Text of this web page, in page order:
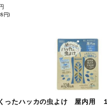
円)
ったハッカの虫よけ 屋内用